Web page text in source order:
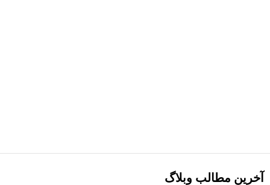
آخرین مطالب وبلاگ